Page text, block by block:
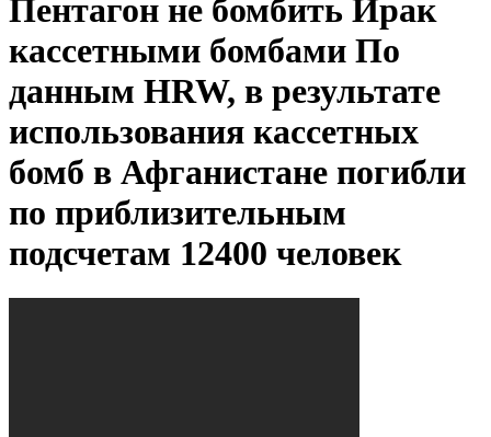
Пентагон не бомбить Ирак
кассетными бомбами По
данным HRW, в результате
использования кассетных
бомб в Афганистане погибли
по приблизительным
подсчетам 12400 человек